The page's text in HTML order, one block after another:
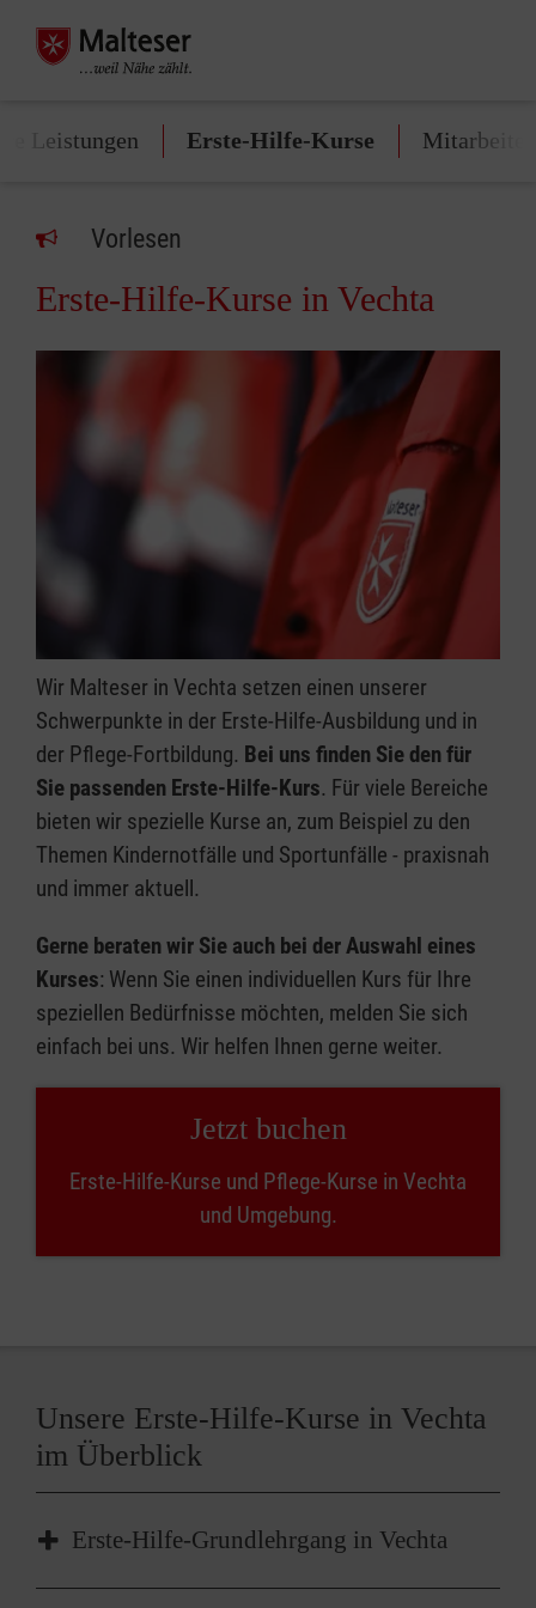
Leistungen Erste-Hilfe-Kurse Mitarbeiten
Vorlesen
Erste-Hilfe-Kurse in Vechta
Wir Malteser in Vechta setzen einen unserer
Schwerpunkte in der Erste-Hilfe-Ausbildung und in
der Pflege-Fortbildung. Bei uns finden Sie den für
Sie passenden Erste-Hilfe-Kurs. Für viele Bereiche
bieten wir spezielle Kurse an, zum Beispiel zu den
Themen Kindernotfälle und Sportunfälle - praxisnah
und immer aktuell.
Gerne beraten wir Sie auch bei der Auswahl eines
Kurses: Wenn Sie einen individuellen Kurs für Ihre
speziellen Bedürfnisse möchten, melden Sie sich
einfach bei uns. Wir helfen Ihnen gerne weiter.
Jetzt buchen
Erste-Hilfe-Kurse und Pflege-Kurse in Vechta
und Umgebung.
Unsere Erste-Hilfe-Kurse in Vechta
im Überblick
Erste-Hilfe-Grundlehrgang in Vechta